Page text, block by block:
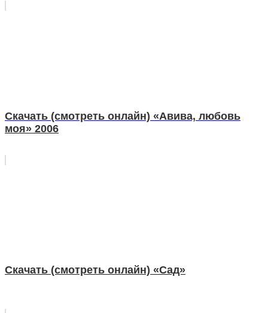
Скачать (смотреть онлайн) «Авива, любовь
моя» 2006
Скачать (смотреть онлайн) «Сад»